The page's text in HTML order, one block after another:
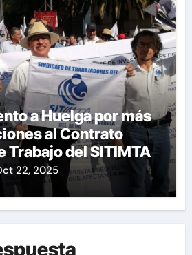
a Huelga por más
al Contrato
Trabajo del SITIMTA
22, 2025